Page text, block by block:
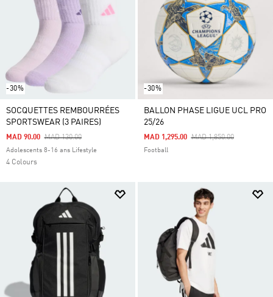
-30%
SOCQUETTES REMBOURRÉES
SPORTSWEAR (3 PAIRES)
Price Reduced From
MAD 130.00To
MAD 90.00
Adolescents 8-16 ans Lifestyle
4 Colours
-30%
BALLON PHASE LIGUE UCL PRO
25/26
Price Reduced From
MAD 1,850.00To
MAD 1,295.00
Football